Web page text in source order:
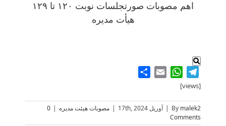
اهم مصوبات صورتجلسات نوبت ۱۲۰ تا ۱۲۹
هیأت مدیره
.
Telegram
WhatsApp
Email
[views]
By malek2
| آوریل 17th, 2024 | مصوبات هیئت مدیره |
0
Comments